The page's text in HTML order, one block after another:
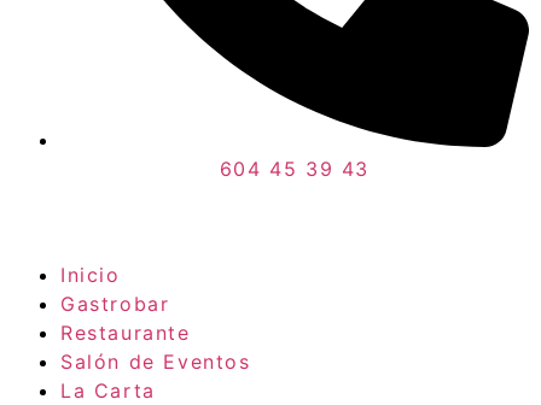
604 45 39 43
Inicio
Gastrobar
Restaurante
Salón de Eventos
La Carta